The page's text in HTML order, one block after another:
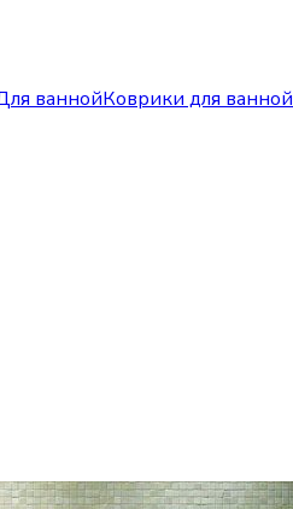
ваннойКоврики для ванной